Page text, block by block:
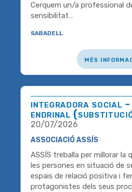
Cerquem un/a professional
sensibilitat…
sabadell
més
integradora social
endrinal
20/07/2026
ASSOCIACIÓ ASSÍS
ASSÍS treballa per millorar la
les persones en situació de
espais de relació positiva i
protagonistes dels seus